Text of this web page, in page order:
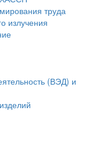
труда
излучения
(ВЭД) и